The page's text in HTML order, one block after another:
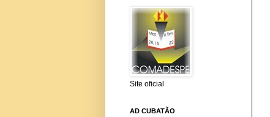
Site oficial
AD CUBATÃO